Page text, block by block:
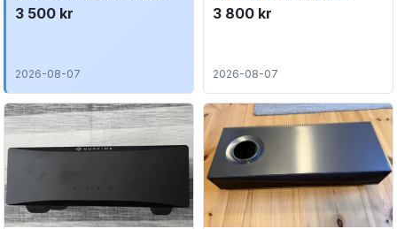
3 500 kr
2026-08-07
3 800 kr
2026-08-07